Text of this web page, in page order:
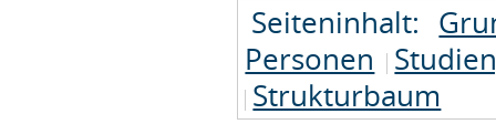
Seiteninhalt:
Personen
Strukturbaum